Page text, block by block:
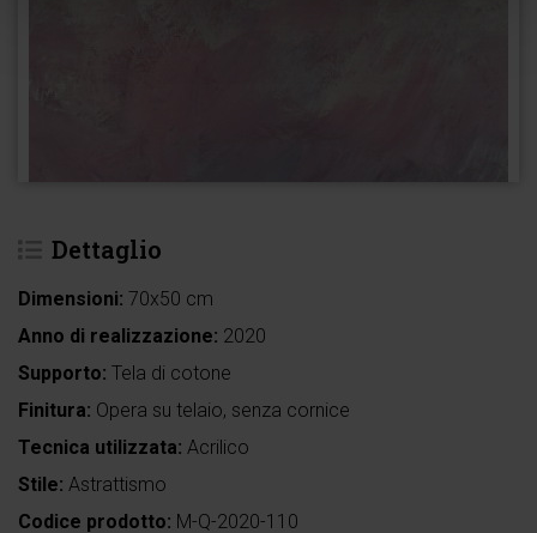
Dettaglio
Dimensioni: 70x50 cm
Anno di realizzazione: 2020
Supporto: Tela di cotone
Finitura: Opera su telaio, senza cornice
Tecnica utilizzata: Acrilico
Stile: Astrattismo
Codice prodotto: M-Q-2020-110